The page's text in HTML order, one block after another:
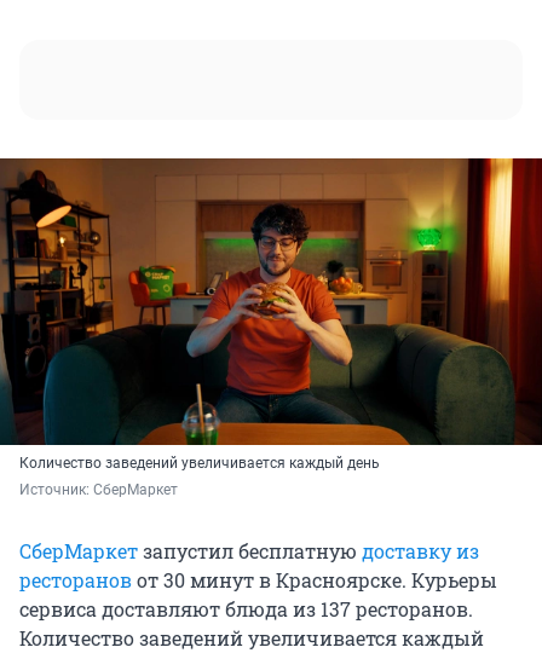
Количество заведений увеличивается каждый день
Источник: СберМаркет
СберМаркетзапустил бесплатную доставку из
ресторановот 30 минут в Красноярске. Курьеры
сервиса доставляют блюда из 137 ресторанов.
Количество заведений увеличивается каждый